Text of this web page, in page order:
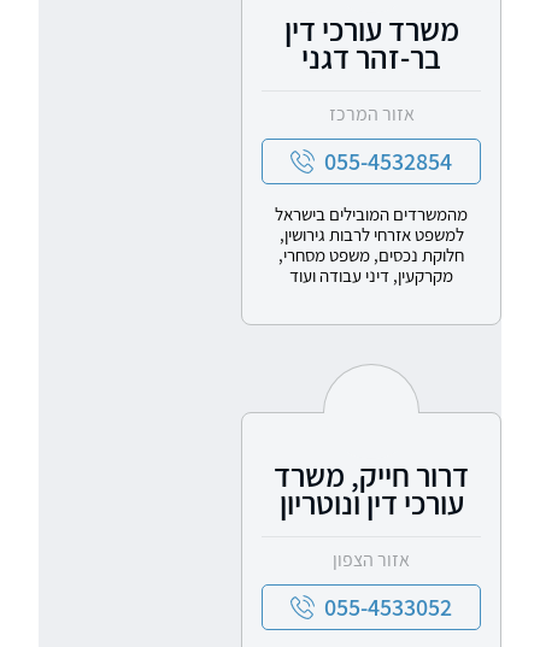
משרד עורכי דין
בר-זהר דגני
אזור המרכז
055-4532854
מהמשרדים המובילים בישראל
למשפט אזרחי לרבות גירושין,
חלוקת נכסים, משפט מסחרי,
מקרקעין, דיני עבודה ועוד
דרור חייק, משרד
עורכי דין ונוטריון
אזור הצפון
055-4533052